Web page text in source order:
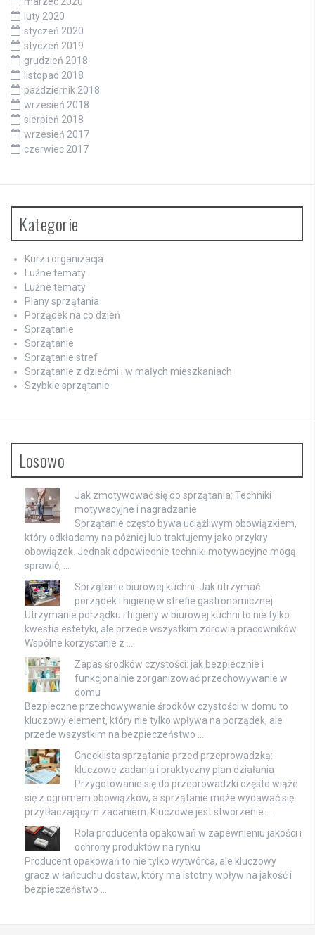
luty 2020
styczeń 2020
styczeń 2019
grudzień 2018
listopad 2018
październik 2018
wrzesień 2018
sierpień 2018
wrzesień 2017
czerwiec 2017
Kategorie
Kurz i organizacja
Luźne tematy
Luźne tematy
Plany sprzątania
Porządek na co dzień
Sprzątanie
Sprzątanie
Sprzątanie stref
Sprzątanie z dziećmi i w małych mieszkaniach
Szybkie sprzątanie
Losowo
Jak zmotywować się do sprzątania: Techniki
motywacyjne i nagradzanie
Sprzątanie często bywa uciążliwym obowiązkiem,
który odkładamy na później lub traktujemy jako przykry
obowiązek. Jednak odpowiednie techniki motywacyjne mogą
sprawić, …
Sprzątanie biurowej kuchni: Jak utrzymać
porządek i higienę w strefie gastronomicznej
Utrzymanie porządku i higieny w biurowej kuchni to nie tylko
kwestia estetyki, ale przede wszystkim zdrowia pracowników.
Wspólne korzystanie z …
Zapas środków czystości: jak bezpiecznie i
funkcjonalnie zorganizować przechowywanie w
domu
Bezpieczne przechowywanie środków czystości w domu to
kluczowy element, który nie tylko wpływa na porządek, ale
przede wszystkim na bezpieczeństwo …
Checklista sprzątania przed przeprowadzką:
kluczowe zadania i praktyczny plan działania
Przygotowanie się do przeprowadzki często wiąże
się z ogromem obowiązków, a sprzątanie może wydawać się
przytłaczającym zadaniem. Kluczowe jest stworzenie …
Rola producenta opakowań w zapewnieniu jakości i
ochrony produktów na rynku
Producent opakowań to nie tylko wytwórca, ale kluczowy
gracz w łańcuchu dostaw, który ma istotny wpływ na jakość i
bezpieczeństwo …